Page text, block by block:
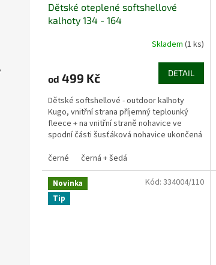
Dětské oteplené softshellové
kalhoty 134 - 164
Skladem (1 ks)
od 499 Kč DETAIL
Dětské softshellové - outdoor kalhoty
Kugo, vnitřní strana příjemný teplounký
fleece + na vnitřní straně nohavice ve
spodní části šusťáková nohavice ukončená
černé
černá + šedá
Novinka
Tip
Kód: 334004/110